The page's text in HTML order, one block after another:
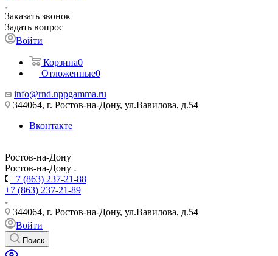
Заказать звонок
Задать вопрос
Войти
Корзина0
Отложенные0
info@rnd.nppgamma.ru
344064, г. Ростов-на-Дону, ул.Вавилова, д.54
Вконтакте
Ростов-на-Дону
Ростов-на-Дону
+7 (863) 237-21-88
+7 (863) 237-21-89
344064, г. Ростов-на-Дону, ул.Вавилова, д.54
Войти
Поиск